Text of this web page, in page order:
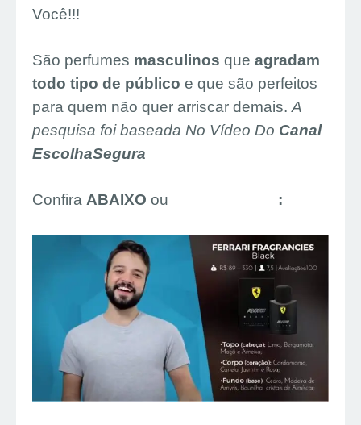
Você!!!
São perfumes masculinos que agradam
todo tipo de público e que são perfeitos
para quem não quer arriscar demais. A
pesquisa foi baseada No Vídeo Do Canal
EscolhaSegura
Confira ABAIXO ou :